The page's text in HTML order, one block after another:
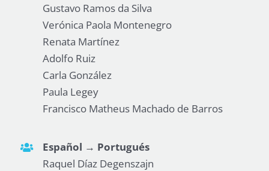
Gustavo Ramos da Silva
Verónica Paola Montenegro
Renata Martínez
Adolfo Ruiz
Carla González
Paula Legey
Francisco Matheus Machado de Barros
Español → Portugués
Raquel Díaz Degenszajn